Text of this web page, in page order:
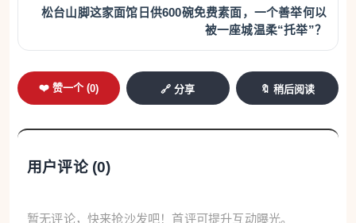
松台山脚这家面馆日供600碗免费素面，一个善举何以
被一座城温柔“托举”？
❤️ 赞一个 (0) 🔗 分享 🔖 稍后阅读
用户评论 (0)
暂无评论，快来抢沙发吧！首评可提升互动曝光。